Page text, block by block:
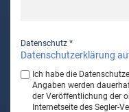
Datenschutz *
Datenschutzerklärung
Ich habe die
Angaben werden
der Veröffentlichung der
Internetseite des Segler-